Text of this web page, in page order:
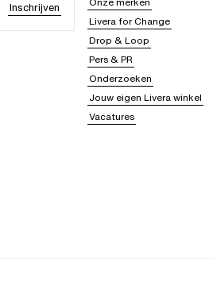
Inschrijven
Livera for Change
Drop & Loop
Pers & PR
Onderzoeken
Jouw eigen Livera winkel
Vacatures